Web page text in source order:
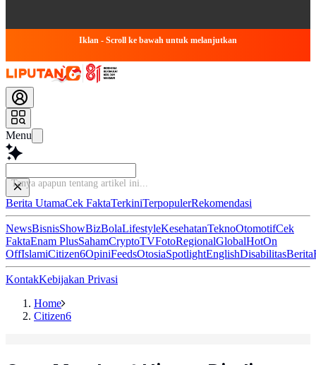
Iklan - Scroll ke bawah untuk melanjutkan
Menu
Baca l
Berita UtamaCek FaktaTerkiniTerpopulerRekomendasi
NewsBisnisShowBizBolaLifestyleKesehatanTeknoOtomotifCek
FaktaEnam PlusSahamCryptoTVFotoRegionalGlobalHotOn
OffIslamiCitizen6OpiniFeedsOtosiaSpotlightEnglishDisabilitasBerita
KontakKebijakan Privasi
Home
Citizen6